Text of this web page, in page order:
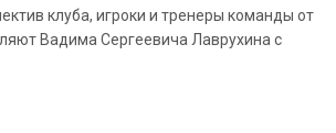
клуба, игроки и тренеры команды от
Вадима Сергеевича Лаврухина с